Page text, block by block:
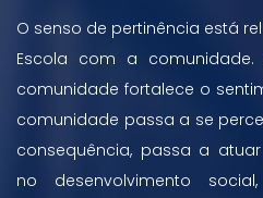
O senso de pertinência está
Escola com a
comunidade fortalece o
comunidade passa a se
consequência, passa a
no desenvolvimento